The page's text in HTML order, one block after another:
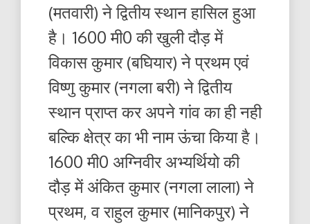
(मतवारी) ने द्वितीय स्थान हासिल हुआ
है। 1600 मी0 की खुली दौड़ में
विकास कुमार (बघियार) ने प्रथम एवं
विष्णु कुमार (नगला बरी) ने द्वितीय
स्थान प्राप्त कर अपने गांव का ही नही
बल्कि क्षेत्र का भी नाम ऊंचा किया है।
1600 मी0 अग्निवीर अभ्यर्थियो की
दौड़ में अंकित कुमार (नगला लाला) ने
प्रथम, व राहुल कुमार (मानिकपुर) ने